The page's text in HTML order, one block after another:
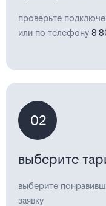
проверьте
или по телефону 8
02
выберите
выберите
заявку